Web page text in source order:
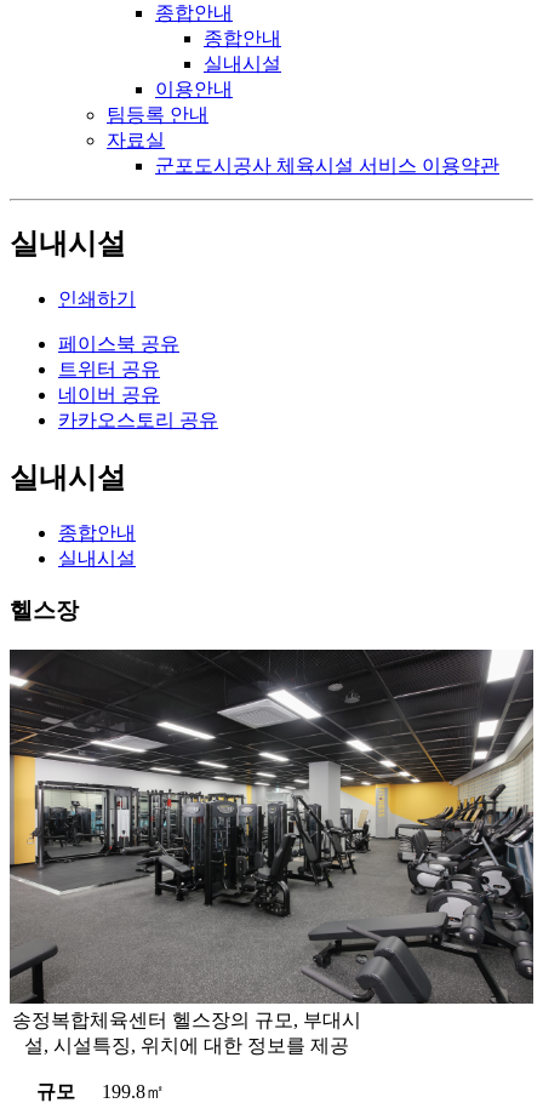
종합안내
종합안내
실내시설
이용안내
팀등록 안내
자료실
군포도시공사 체육시설 서비스 이용약관
실내시설
인쇄하기
페이스북 공유
트위터 공유
네이버 공유
카카오스토리 공유
실내시설
종합안내
실내시설
헬스장
송정복합체육센터 헬스장의 규모, 부대시
설, 시설특징, 위치에 대한 정보를 제공
규모 199.8㎡